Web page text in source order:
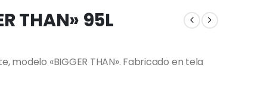
THAN» 95L
«BIGGER THAN». Fabricado en tela